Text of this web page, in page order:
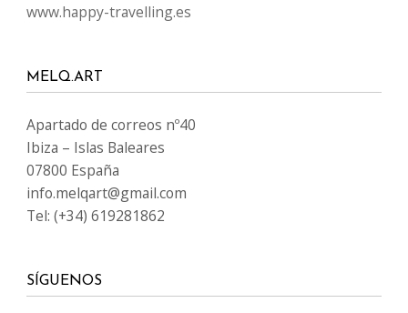
www.happy-travelling.es
MELQ.ART
Apartado de correos nº40
Ibiza – Islas Baleares
07800 España
info.melqart@gmail.com
Tel: (+34) 619281862
SÍGUENOS